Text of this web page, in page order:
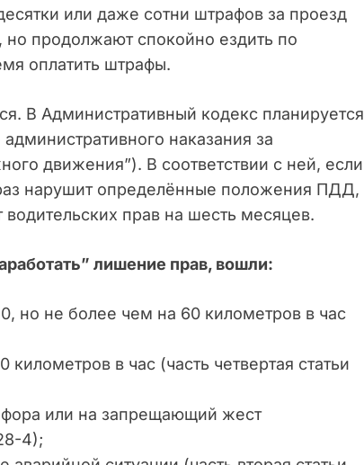
или даже сотни штрафов за проезд
продолжают спокойно ездить по
оплатить штрафы.
В Административный кодекс планируется
наказания за
движения”). В соответствии с ней, если
нарушит определённые положения ПДД,
прав на шесть месяцев.
лишение прав, вошли:
но не более чем на 60 километров в час
в час (часть четвертая статьи
или на запрещающий жест
4);